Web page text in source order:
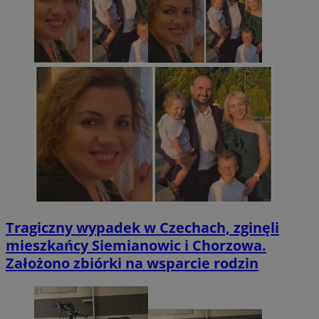
Tragiczny wypadek w Czechach, zginęli
mieszkańcy Siemianowic i Chorzowa.
Założono zbiórki na wsparcie rodzin